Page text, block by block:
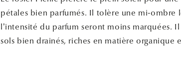
pétales bien parfumés. Il tolère une mi-ombre
l’intensité du parfum seront moins marquées.
sols bien drainés, riches en matière organique